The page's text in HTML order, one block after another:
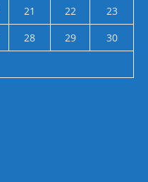
21 22
23
28 29
30